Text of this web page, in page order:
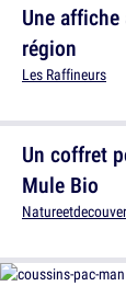
Une
région
Les Raffineurs
Un coffret
Mule Bio